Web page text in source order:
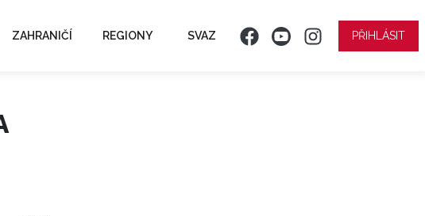
ZAHRANIČÍ REGIONY SVAZ PŘIHLÁSIT